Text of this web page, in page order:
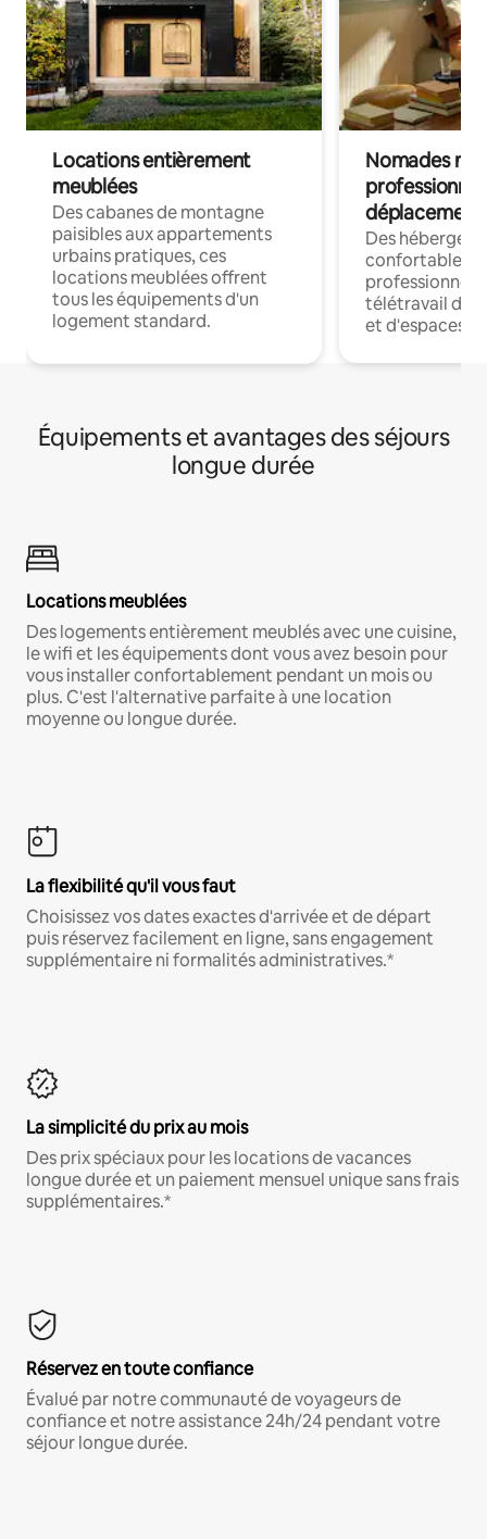
Locations entièrement
meublées
Des cabanes de montagne
paisibles aux appartements
urbains pratiques, ces
locations meublées offrent
tous les équipements d'un
logement standard.
Nomades
déplacement
Des
confortables
professionnels
télétravail
et d'espaces
Équipements et avantages des séjours
longue durée
Locations meublées
Des logements entièrement meublés avec une cuisine,
le wifi et les équipements dont vous avez besoin pour
vous installer confortablement pendant un mois ou
plus. C'est l'alternative parfaite à une location
moyenne ou longue durée.
La flexibilité qu'il vous faut
Choisissez vos dates exactes d'arrivée et de départ
puis réservez facilement en ligne, sans engagement
supplémentaire ni formalités administratives.*
La simplicité du prix au mois
Des prix spéciaux pour les locations de vacances
longue durée et un paiement mensuel unique sans frais
supplémentaires.*
Réservez en toute confiance
Évalué par notre communauté de voyageurs de
confiance et notre assistance 24h/24 pendant votre
séjour longue durée.